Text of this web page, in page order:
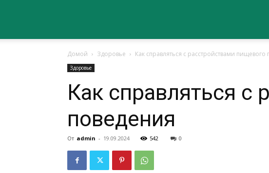
о
здоровье
Домой Здоровье Как справляться с расстройствами пищевого
Здоровье
Как справляться с
поведения
От admin - 19.09.2024 542 0